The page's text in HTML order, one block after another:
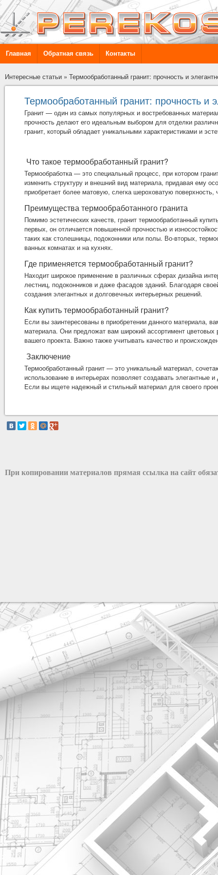
Главная Обратная связь Контакты
Интересные статьи » Термообработанный гранит: прочность и
Термообработанный гранит: прочность и
Гранит — один из самых популярных и востребованных
прочность делают его идеальным выбором для отделки
гранит, который обладает уникальными характеристиками и
Что такое термообработанный гранит?
Термообработка — это специальный процесс, при котором
изменить структуру и внешний вид материала, придавая ему
приобретает более матовую, слегка шероховатую
Преимущества термообработанного гранита
Помимо эстетических качеств, гранит термообработанный
первых, он отличается повышенной прочностью и
таких как столешницы, подоконники или полы. Во-вторых,
ванных комнатах и на кухнях.
Где применяется термообработанный гранит?
Находит широкое применение в различных сферах дизайна
лестниц, подоконников и даже фасадов зданий. Благодаря
создания элегантных и долговечных интерьерных решений.
Как купить термообработанный гранит?
Если вы заинтересованы в приобретении данного материала,
материала. Они предложат вам широкий ассортимент
вашего проекта. Важно также учитывать качество и
Заключение
Термообработанный гранит — это уникальный материал,
использование в интерьерах позволяет создавать
Если вы ищете надежный и стильный материал для своего
При копировании материалов прямая ссылка на сайт